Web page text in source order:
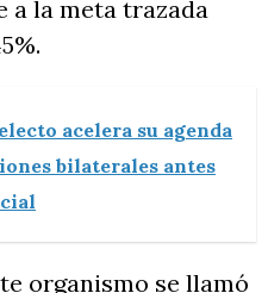
a la meta trazada
acelera su agenda
bilaterales antes
organismo se llamó